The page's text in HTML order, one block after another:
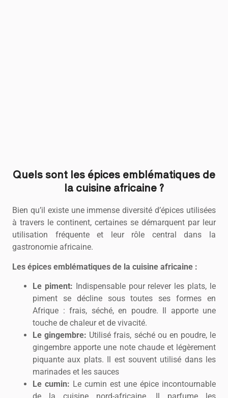
Quels sont les épices emblématiques de
la cuisine africaine ?
Bien qu’il existe une immense diversité d’épices utilisées
à travers le continent, certaines se démarquent par leur
utilisation fréquente et leur rôle central dans la
gastronomie africaine.
Les épices emblématiques de la cuisine africaine :
Le piment: Indispensable pour relever les plats, le
piment se décline sous toutes ses formes en
Afrique : frais, séché, en poudre. Il apporte une
touche de chaleur et de vivacité.
Le gingembre: Utilisé frais, séché ou en poudre, le
gingembre apporte une note chaude et légèrement
piquante aux plats. Il est souvent utilisé dans les
marinades et les sauces
Le cumin: Le cumin est une épice incontournable